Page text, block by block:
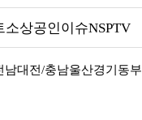
소상공인이슈NSPTV
남대전/충남울산경기동부